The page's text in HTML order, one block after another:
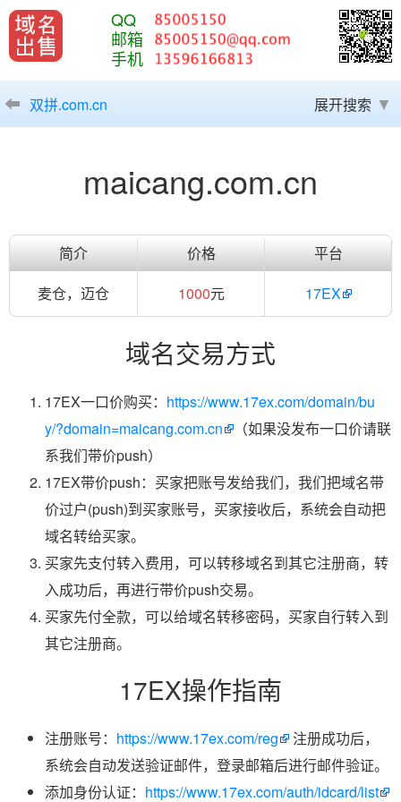
QQ
邮箱
手机
双拼.com.cn 展开搜索
maicang.com.cn
简介 价格
平台
麦仓，迈仓
1000元 17EX
域名交易方式
17EX一口价购买： https://www.17ex.com/domain/bu
y/?domain=maicang.com.cn
（如果没发布一口价请联
系我们带价push）
17EX带价push：买家把账号发给我们，我们把域名带
价过户(push)到买家账号，买家接收后，系统会自动把
域名转给买家。
买家先支付转入费用，可以转移域名到其它注册商，转
入成功后，再进行带价push交易。
买家先付全款，可以给域名转移密码，买家自行转入到
其它注册商。
17EX操作指南
注册账号： https://www.17ex.com/reg
注册成功后，
系统会自动发送验证邮件，登录邮箱后进行邮件验证。
添加身份认证： https://www.17ex.com/auth/idcard/list